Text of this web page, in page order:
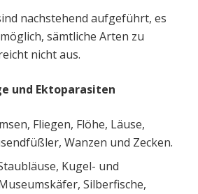
nachstehend aufgeführt, es
sämtliche Arten zu
nicht aus.
und Ektoparasiten
Fliegen, Flöhe, Läuse,
Wanzen und Zecken.
Kugel- und
Silberfische,